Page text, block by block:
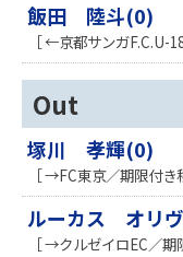
飯田 陸斗(0)
［ ←京都サンガF.C.U-
Out
塚川 孝輝(0)
［ →FC東京／期限付
ルーカス オリ
［ →クルゼイロEC／